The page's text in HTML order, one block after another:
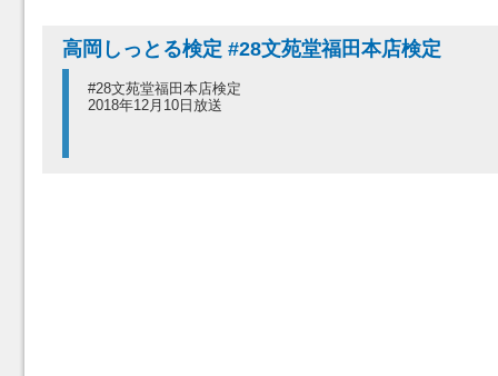
高岡しっとる検定 #28文苑堂福田本店検定
#28文苑堂福田本店検定
2018年12月10日放送